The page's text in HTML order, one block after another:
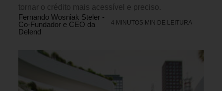
tornar o crédito mais acessível e preciso.
Fernando Wosniak Steler -
Co-Fundador e CEO da
Delend
4 MINUTOS MIN DE LEITURA